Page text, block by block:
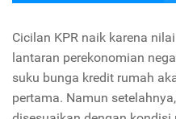
Cicilan KPR naik karena
lantaran perekonomian
suku bunga kredit rumah
pertama. Namun